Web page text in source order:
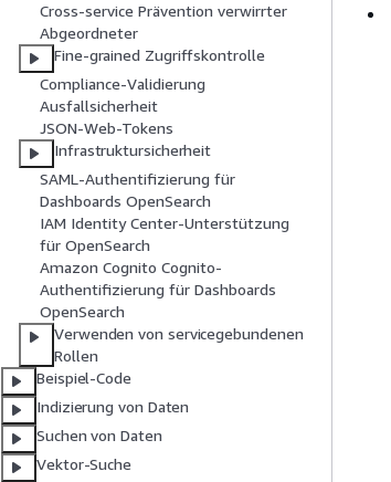
Cross-service Prävention verwirrter
Abgeordneter
Fine-grained Zugriffskontrolle
Compliance-Validierung
Ausfallsicherheit
JSON-Web-Tokens
Infrastruktursicherheit
SAML-Authentifizierung für
Dashboards OpenSearch
IAM Identity Center-Unterstützung
für OpenSearch
Amazon Cognito Cognito-
Authentifizierung für Dashboards
OpenSearch
Verwenden von servicegebundenen
Rollen
Beispiel-Code
Indizierung von Daten
Suchen von Daten
Vektor-Suche